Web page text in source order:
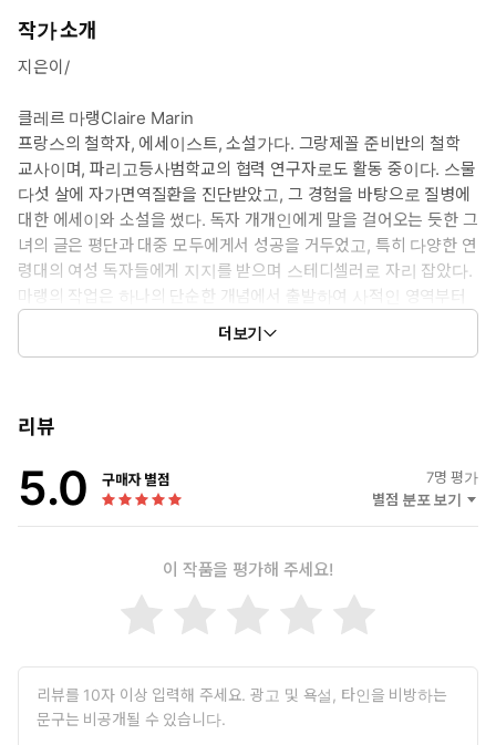
염원하지만, 그런 자리가 우리를 기다리고 있을까? “이 세상은 당
통과하는 우리는 이 세계의 질서가 허용하는 자리를 찾아 분주하
정되고 식별되기를 바랄 뿐 아닌가? 그 사이 이동하는 법도 잊은 채
고정된 자리에 붙박인 존재가 되고 나아가 대체 가능한 노동 상품
이 되었을 뿐 아닌가? 모든 순간을 예측할 수 있을 때, 삶의 게임이
어떻게 플레이될지 정해져 있을 때 그럼에도 우리는 여전히 그 게임
을 하고 싶을까? 프랑스 철학자 클레르 마랭의 『제자리에 있다는
것』은, 오늘 세계의 현실과 거기에 놓인 우리의 실존이 겪는 첨예
한 딜레마를 가로지르는 질문의 책이다. 처음부터 우리가 바라는 자
신의 자리(제자리)는 준비되어 있지 않기에 자리는 질문이 된다. 결
여된 것은 과잉으로 존재하며 주어진 자리에서 우리는 늘 흘러넘친
다. 우리는 모든 것이 우리와 잘 맞는 세계라는 환상에 머물 때보다
이 이동하는 존재인 것이다. 자리 옮김의 사유의 거의 모든 측면을
을 걸어오듯 대화를 제안하는 그녀의 철학적·문학적 에세이가 존재
의 자리를 찾는 여행에서 길 잃기를 두려워하지 않을 독자들의 손에
작가 소개
지은이/
클레르 마랭Claire Marin
프랑스의 철학자, 에세이스트, 소설가다. 그랑제꼴 준비반의 철학
교사이며, 파리고등사범학교의 협력 연구자로도 활동 중이다. 스물
다섯 살에 자가면역질환을 진단받았고, 그 경험을 바탕으로 질병에
대한 에세이와 소설을 썼다. 독자 개개인에게 말을 걸어오는 듯한 그
녀의 글은 평단과 대중 모두에게서 성공을 거두었고, 특히 다양한 연
령대의 여성 독자들에게 지지를 받으며 스테디셀러로 자리 잡았다.
마랭의 작업은 하나의 단순한 개념에서 출발하여 사적인 영역부터
정치적인 사안까지 삶의 다양한 문제들을 다루는데 그 과정에서 활
용하는 방대한 철학·문학 텍스트는 사유에 선명한 구체성과 깊이를
승』(2018), 『우리는 무엇이 될 것인가?』(2018), 『단절(들)』
시작할 것인가?』(2023) 등이 있다.
옮긴이/
서울대학교 철학과를 졸업하고 동대학원에서 철학과 불문학을 공부
했다. 현재는 영어와 프랑스어 책을 우리말로 옮기고 있다. 옮긴 책
이 있다.
더보기
리뷰
5.0 구매자 별점 7명 평가
별점 분포 보기
이 작품을 평가해 주세요!